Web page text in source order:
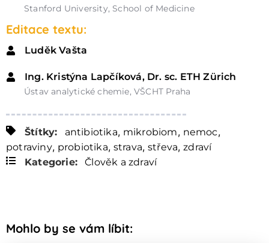
Stanford University, School of Medicine
Editace textu:
Luděk Vašta
Ing. Kristýna Lapčíková, Dr. sc. ETH Zürich
Ústav analytické chemie, VŠCHT Praha
Štítky: antibiotika, mikrobiom, nemoc,
potraviny, probiotika, strava, střeva, zdraví
Kategorie:
Člověk a zdraví
Mohlo by se vám líbit: